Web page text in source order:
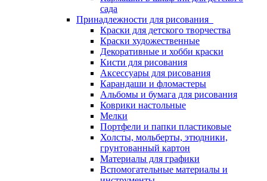
сада
Принадлежности для рисования
Краски для детского творчества
Краски художественные
Декоративные и хобби краски
Кисти для рисования
Аксессуары для рисования
Карандаши и фломастеры
Альбомы и бумага для рисования
Коврики настольные
Мелки
Портфели и папки пластиковые
Холсты, мольберты, этюдники,
грунтованный картон
Материалы для графики
Вспомогательные материалы и